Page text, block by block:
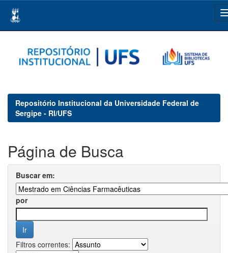
navigation
Repositório Institucional da Universidade Federal de
Sergipe - RI/UFS
Página de Busca
Buscar em:
por
Filtros correntes: